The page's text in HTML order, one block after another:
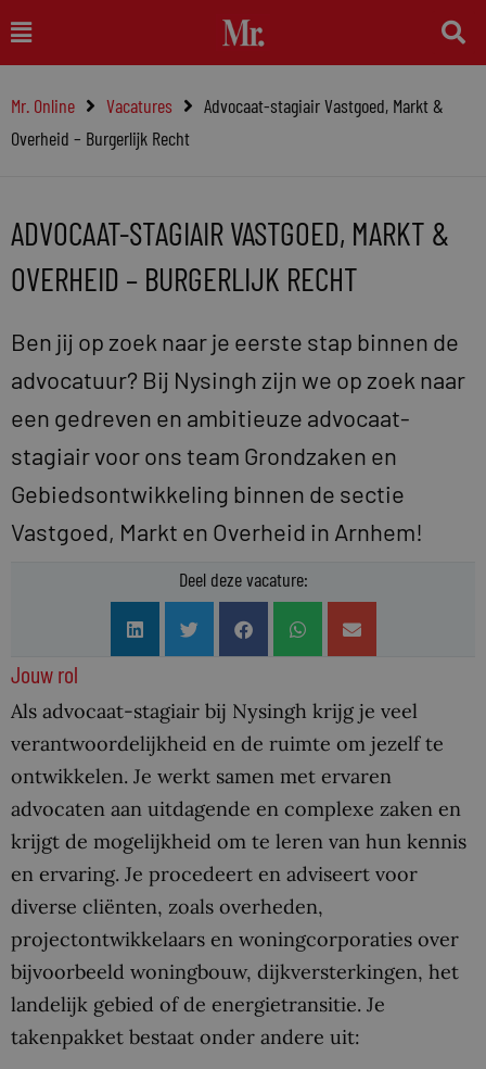
naar
inhoud
Main
Menu
Mr. Online Vacatures
Advocaat-stagiair Vastgoed, Markt &
Overheid – Burgerlijk Recht
ADVOCAAT-STAGIAIR VASTGOED, MARKT &
OVERHEID – BURGERLIJK RECHT
Ben jij op zoek naar je eerste stap binnen de
advocatuur? Bij Nysingh zijn we op zoek naar
een gedreven en ambitieuze advocaat-
stagiair voor ons team Grondzaken en
Gebiedsontwikkeling binnen de sectie
Vastgoed, Markt en Overheid in Arnhem!
Deel deze vacature:
Jouw rol
Als advocaat-stagiair bij Nysingh krijg je veel
verantwoordelijkheid en de ruimte om jezelf te
ontwikkelen. Je werkt samen met ervaren
advocaten aan uitdagende en complexe zaken en
krijgt de mogelijkheid om te leren van hun kennis
en ervaring. Je procedeert en adviseert voor
diverse cliënten, zoals overheden,
projectontwikkelaars en woningcorporaties over
bijvoorbeeld woningbouw, dijkversterkingen, het
landelijk gebied of de energietransitie. Je
takenpakket bestaat onder andere uit: